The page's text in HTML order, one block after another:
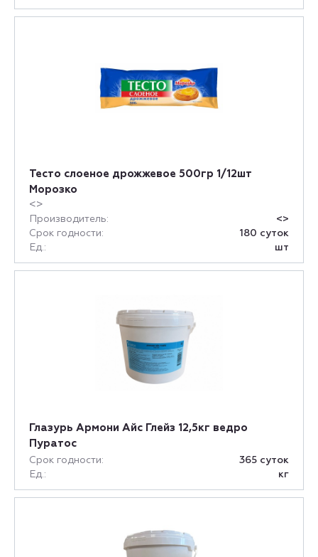
Тесто слоеное дрожжевое 500гр 1/12шт
Морозко
<>
Производитель:
<>
Срок годности:
180 суток
Ед.:
шт
Глазурь Армони Айс Глейз 12,5кг ведро
Пуратос
Срок годности:
365 суток
Ед.:
кг